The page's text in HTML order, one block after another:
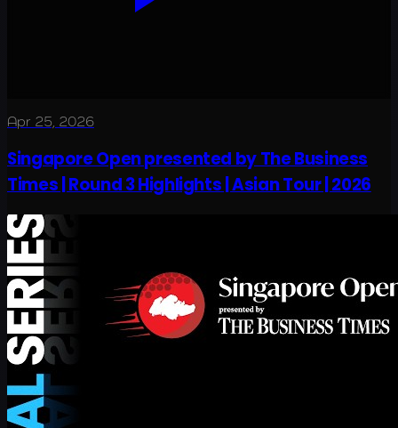
Apr 25, 2026
Singapore Open presented by The Business
Times | Round 3 Highlights | Asian Tour | 2026